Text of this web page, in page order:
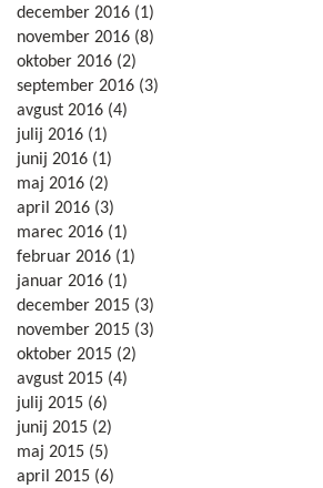
december 2016 (1)
november 2016 (8)
oktober 2016 (2)
september 2016 (3)
avgust 2016 (4)
julij 2016 (1)
junij 2016 (1)
maj 2016 (2)
april 2016 (3)
marec 2016 (1)
februar 2016 (1)
januar 2016 (1)
december 2015 (3)
november 2015 (3)
oktober 2015 (2)
avgust 2015 (4)
julij 2015 (6)
junij 2015 (2)
maj 2015 (5)
april 2015 (6)